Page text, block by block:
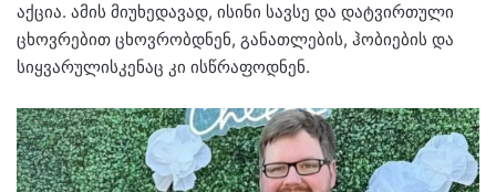
აქცია. ამის მიუხედავად, ისინი სავსე და დატვირთული
ცხოვრებით ცხოვრობდნენ, განათლების, ჰობიების და
სიყვარულისკენაც კი ისწრაფოდნენ.